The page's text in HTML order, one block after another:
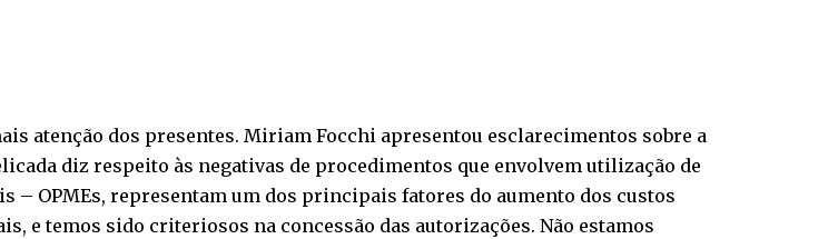
atenção dos presentes. Miriam Focchi apresentou esclarecimentos sobre a
diz respeito às negativas de procedimentos que envolvem utilização de
– OPMEs, representam um dos principais fatores do aumento dos custos
e temos sido criteriosos na concessão das autorizações. Não estamos